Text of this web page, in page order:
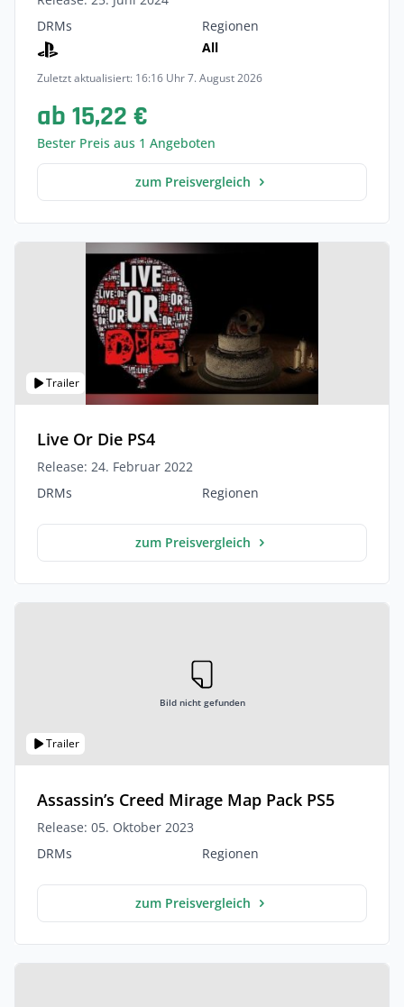
DRMs
Regionen
All
Zuletzt aktualisiert: 16:16 Uhr 7. August 2026
ab 15,22 €
Bester Preis aus 1 Angeboten
zum Preisvergleich
Trailer
Live Or Die PS4
Release: 24. Februar 2022
DRMs
Regionen
zum Preisvergleich
Trailer
Bild nicht gefunden
Assassin’s Creed Mirage Map Pack PS5
Release: 05. Oktober 2023
DRMs
Regionen
zum Preisvergleich